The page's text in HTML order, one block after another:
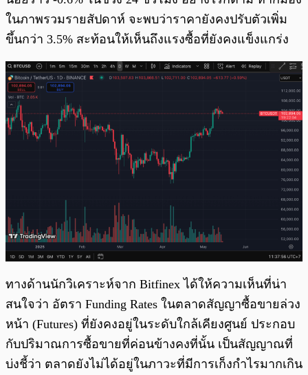
ในภาพรวมรายสัปดาห์ จะพบว่าราคายังคงปรับตัวเพิ่ม
ขึ้นกว่า 3.5% สะท้อนให้เห็นถึงแรงซื้อที่ยังคงแข็งแกร่ง
ทางด้านนักวิเคราะห์จาก Bitfinex ได้ให้ความเห็นที่น่า
สนใจว่า อัตรา Funding Rates ในตลาดสัญญาซื้อขายล่วง
หน้า (Futures) ที่ยังคงอยู่ในระดับใกล้เคียงศูนย์ ประกอบ
กับปริมาณการซื้อขายที่ค่อนข้างคงที่นั้น เป็นสัญญาณที่
บ่งชี้ว่า ตลาดยังไม่ได้อยู่ในภาวะที่มีการเก็งกำไรมากเกิน